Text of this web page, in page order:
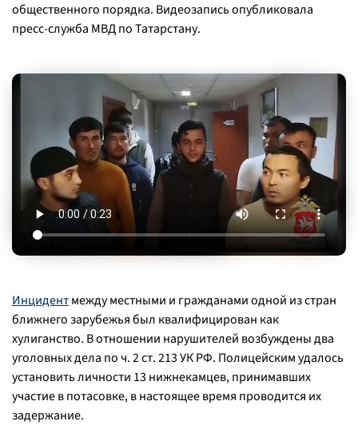
общественного порядка. Видеозапись опубликовала
пресс-служба МВД по Татарстану.
Инцидентмежду местными и гражданами одной из стран
ближнего зарубежья был квалифицирован как
хулиганство. В отношении нарушителей возбуждены два
уголовных дела по ч. 2 ст. 213 УК РФ. Полицейским удалось
установить личности 13 нижнекамцев, принимавших
участие в потасовке, в настоящее время проводится их
задержание.